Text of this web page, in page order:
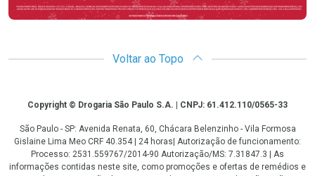
Voltar ao Topo
CopyrightCopyright © Drogaria São Paulo S.A. | CNPJ: 61.412.110/0565-33
São Paulo - SP: Avenida Renata, 60, Chácara Belenzinho - Vila Formosa
Gislaine Lima Meo CRF 40.354 | 24 horas| Autorização de funcionamento:
Processo: 2531.559767/2014-90 Autorização/MS: 7.31847.3 | As
informações contidas neste site, como promoções e ofertas de remédios e